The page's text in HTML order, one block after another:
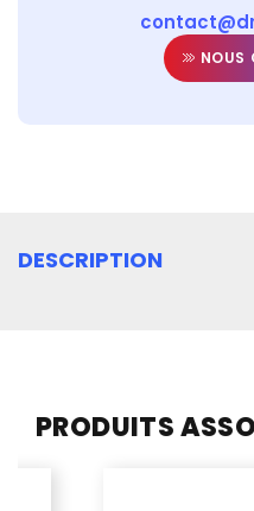
NOUS
DESCRIPTION
PRODUITS